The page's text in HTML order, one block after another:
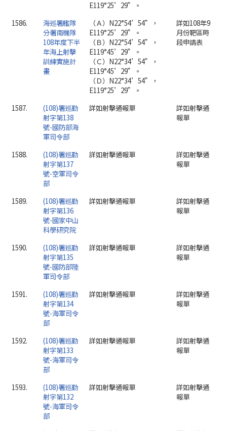
E119°25’29”。
1586.
海巡署艦隊
分署南機隊
108年度下半
年海上射擊
訓練實施計
畫
（Ａ）N22°54’54”，
E119°25’29”。
（Ｂ）N22°54’54”，
E119°45’29”。
（Ｃ）N22°34’54”，
E119°45’29”。
（Ｄ）N22°34’54”，
E119°25’29”。
詳如108年9
月份靶區時
段申請表
1587.
(108)署巡勤
射字第138
號-國防部海
軍司令部
詳如射擊通報單
詳如射擊通
報單
1588.
(108)署巡勤
射字第137
號-空軍司令
部
詳如射擊通報單
詳如射擊通
報單
1589.
(108)署巡勤
射字第136
號-國家中山
科學研究院
詳如射擊通報單
詳如射擊通
報單
1590.
(108)署巡勤
射字第135
號-國防部陸
軍司令部
詳如射擊通報單
詳如射擊通
報單
1591.
(108)署巡勤
射字第134
號-海軍司令
部
詳如射擊通報單
詳如射擊通
報單
1592.
(108)署巡勤
射字第133
號-海軍司令
部
詳如射擊通報單
詳如射擊通
報單
1593.
(108)署巡勤
射字第132
號-海軍司令
部
詳如射擊通報單
詳如射擊通
報單